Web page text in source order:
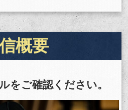
概要
をご確認ください。